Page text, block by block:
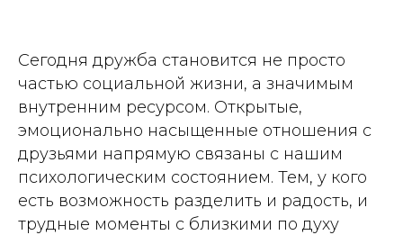
Сегодня дружба становится не просто
частью социальной жизни, а значимым
внутренним ресурсом. Открытые,
эмоционально насыщенные отношения с
друзьями напрямую связаны с нашим
психологическим состоянием. Тем, у кого
есть возможность разделить и радость, и
трудные моменты с близкими по духу